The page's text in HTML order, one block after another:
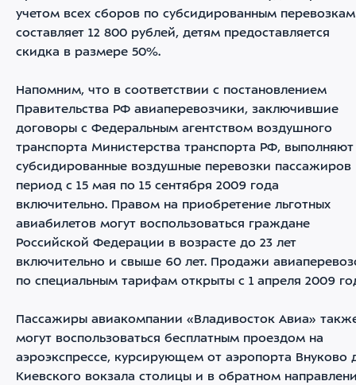
учетом всех сборов по субсидированным перевозкам
составляет 12 800 рублей, детям предоставляется
скидка в размере 50%.
Напомним, что в соответствии с постановлением
Правительства РФ авиаперевозчики, заключившие
договоры с Федеральным агентством воздушного
транспорта Министерства транспорта РФ, выполняют
субсидированные воздушные перевозки пассажиров
период с 15 мая по 15 сентября 2009 года
включительно. Правом на приобретение льготных
авиабилетов могут воспользоваться граждане
Российской Федерации в возрасте до 23 лет
включительно и свыше 60 лет. Продажи
по специальным тарифам открыты с 1 апреля 2009
Пассажиры авиакомпании «Владивосток Авиа»
могут воспользоваться бесплатным проездом на
аэроэкспрессе, курсирующем от аэропорта Внуково
Киевского вокзала столицы и в обратном